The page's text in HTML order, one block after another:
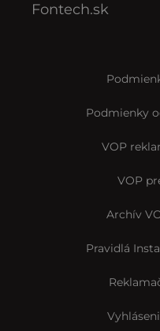
Fontech.sk
Podmienky
VOP
VOP
Archív
Pravidlá